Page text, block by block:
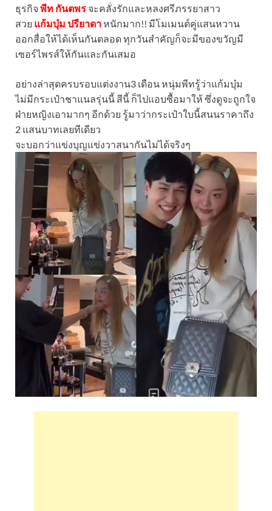
ธุรกิจ พีท กันตพร จะคลั่งรักและหลงศรีภรรยาสาว
สวย แก้มบุ๋ม ปรียาดาหนักมาก!! มีโมเมนต์คู่แสนหวาน
ออกสื่อให้ได้เห็นกันตลอด ทุกวันสำคัญก็จะมีของขวัญมี
เซอร์ไพรส์ให้กันและกันเสมอ
อย่างล่าสุดครบรอบแต่งงาน3 เดือน หนุ่มพีทรู้ว่าแก้มบุ๋ม
ไม่มีกระเป๋าชาแนลรุ่นนี้ สีนี้ ก็ไปแอบซื้อมาให้ ซึ่งดูจะถูกใจ
ฝ่ายหญิงเอามากๆ อีกด้วย รู้มาว่ากระเป๋าใบนี้สนนราคาถึง
2 แสนบาทเลยทีเดียว
จะบอกว่าแข่งบุญแข่งวาสนากันไม่ได้จริงๆ